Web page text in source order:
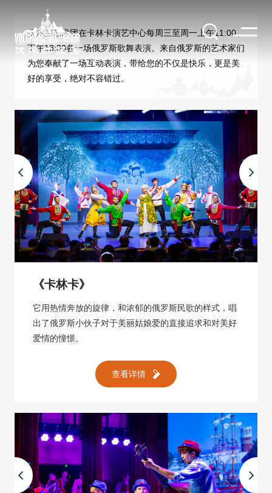
伏尔加艺术团在卡林卡演艺中心每周三至周一上午11:00、
下午13:30各一场俄罗斯歌舞表演。来自俄罗斯的艺术家们
为您奉献了一场互动表演，带给您的不仅是快乐，更是美
好的享受，绝对不容错过。
《卡林卡》
它用热情奔放的旋律，和浓郁的俄罗斯民歌的样式，唱
出了俄罗斯小伙子对于美丽姑娘爱的直接追求和对美好
爱情的憧憬。
查看详情